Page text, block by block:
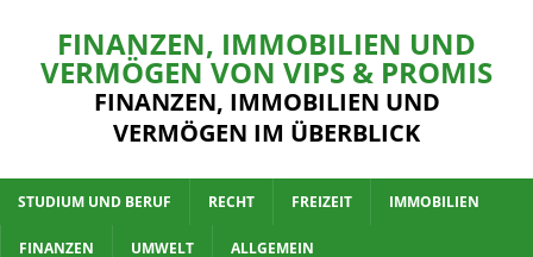
FINANZEN, IMMOBILIEN UND
VERMÖGEN VON VIPS & PROMIS
FINANZEN, IMMOBILIEN UND
VERMÖGEN IM ÜBERBLICK
STUDIUM UND BERUF RECHT FREIZEIT IMMOBILIEN
FINANZEN UMWELT ALLGEMEIN